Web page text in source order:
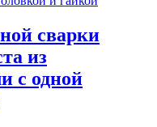
сварки
из
с одной